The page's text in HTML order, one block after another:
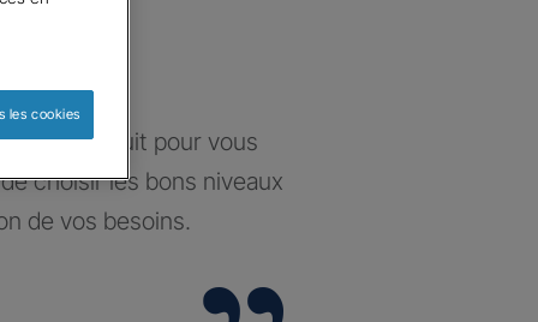
construit pour vous
choisir les bons niveaux
de vos besoins.
les cookies